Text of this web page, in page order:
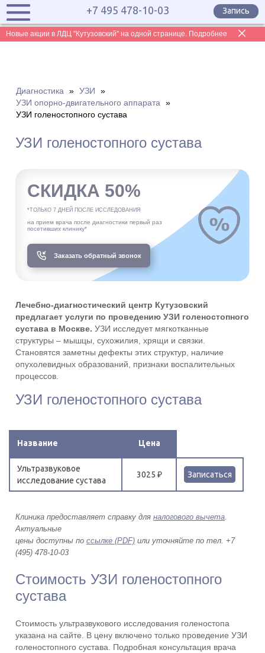
Новые акции в ЛДЦ "Кутузовский" на одной странице. Подробнее
+7 495 478-10-03 Запись
Диагностика » УЗИ
»
УЗИ опорно-двигательного аппарата
»
УЗИ голеностопного сустава
УЗИ голеностопного сустава
СКИДКА 50%
*ТОЛЬКО 7 ДНЕЙ ПОСЛЕ ИССЛЕДОВАНИЯ
на прием врача после диагностики первый раз
посетивших клинику*
Заказать обратный звонок
Лечебно-диагностический центр Кутузовский
предлагает услуги по проведению УЗИ голеностопного
сустава в Москве. УЗИ исследует мягкотканные
структуры – мышцы, сухожилия, хрящи и связки.
Становятся заметны дефекты этих структур, наличие
опухолевидных образований, признаки воспалительных
процессов.
УЗИ голеностопного сустава
Название Цена
Ультразвуковое
исследование сустава
3025 ₽ Записаться
Клиника предоставляет справку дляналогового вычета.
Актуальные
цены доступны поссылке (PDF) или уточняйте по тел. +7
(495) 478-10-03
Стоимость УЗИ голеностопного
сустава
Стоимость ультразвукового исследования голеностопа
указана на сайте. В цену включено только проведение УЗИ
голеностопного сустава. Подробная консультация врача